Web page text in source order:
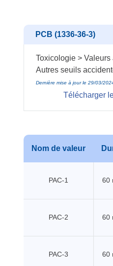
PCB (1336-36-3)
Toxicologie >
Autres seuils
Dernière mise à jour le 29/03/
Télécharger
Nom de valeur
PAC-1 60
PAC-2 60
PAC-3 60